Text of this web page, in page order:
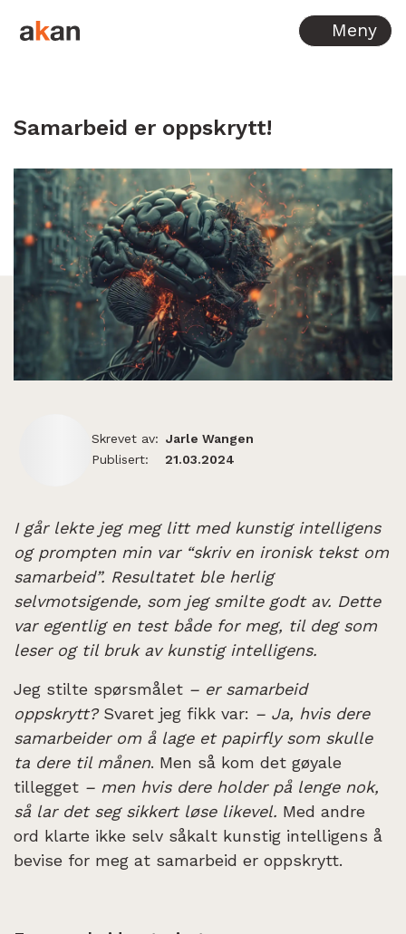
Hopp til innhold Meny
Samarbeid er oppskrytt!
Skrevet av: Jarle Wangen
Publisert:
21.03.2024
I går lekte jeg meg litt med kunstig intelligens
og prompten min var “skriv en ironisk tekst om
samarbeid”. Resultatet ble herlig
selvmotsigende, som jeg smilte godt av. Dette
var egentlig en test både for meg, til deg som
leser og til bruk av kunstig intelligens.
Jeg stilte spørsmålet – er samarbeid
oppskrytt? Svaret jeg fikk var: – Ja, hvis dere
samarbeider om å lage et papirfly som skulle
ta dere til månen. Men så kom det gøyale
tillegget – men hvis dere holder på lenge nok,
så lar det seg sikkert løse likevel. Med andre
ord klarte ikke selv såkalt kunstig intelligens å
bevise for meg at samarbeid er oppskrytt.